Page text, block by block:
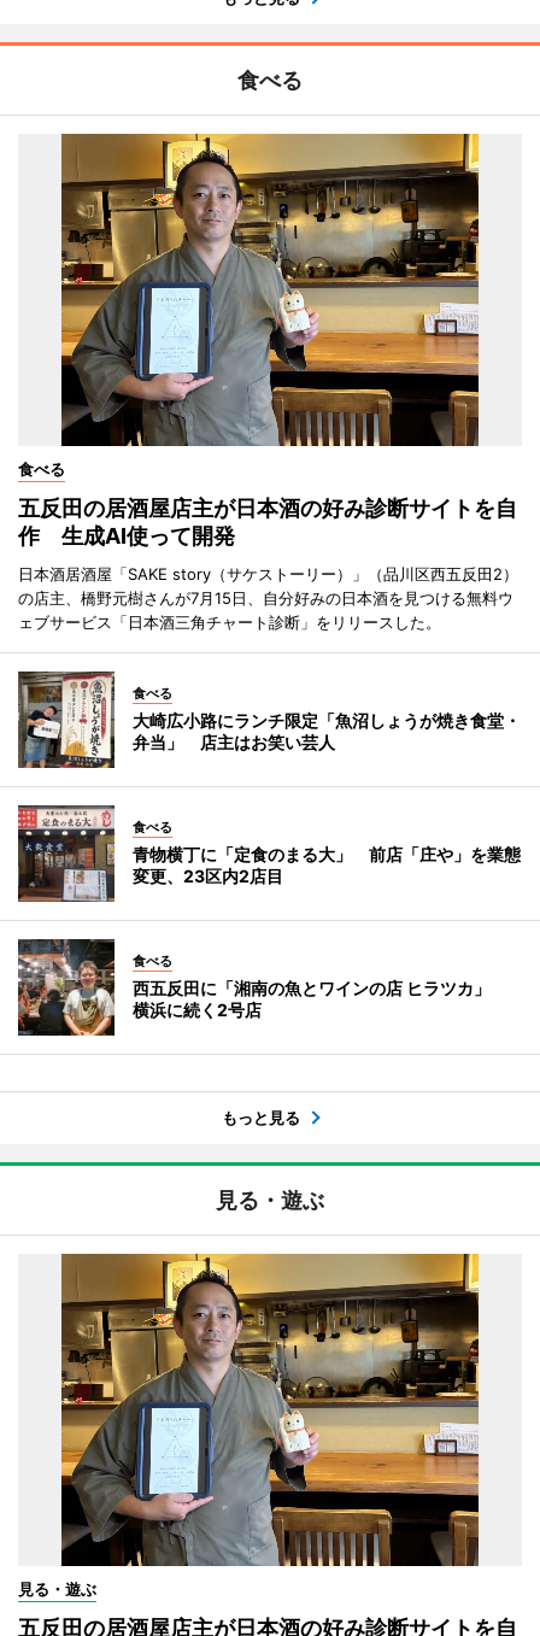
食べる
食べる
五反田の居酒屋店主が日本酒の好み診断サイトを自
作 生成AI使って開発
日本酒居酒屋「SAKE story（サケストーリー）」（品川区西五反田2）
の店主、橋野元樹さんが7月15日、自分好みの日本酒を見つける無料ウ
ェブサービス「日本酒三角チャート診断」をリリースした。
食べる
大崎広小路にランチ限定「魚沼しょうが焼き食堂・
弁当」 店主はお笑い芸人
食べる
青物横丁に「定食のまる大」 前店「庄や」を業態
変更、23区内2店目
食べる
西五反田に「湘南の魚とワインの店 ヒラツカ」
横浜に続く2号店
もっと見る
見る・遊ぶ
見る・遊ぶ
五反田の居酒屋店主が日本酒の好み診断サイトを自